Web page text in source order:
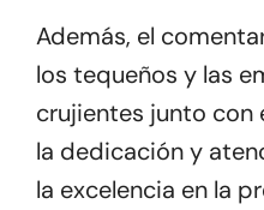
Además, el
los tequeños y las
crujientes junto con
la dedicación y
la excelencia en la